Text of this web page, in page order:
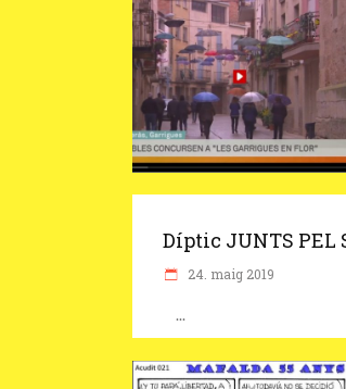
Díptic JUNTS PEL
24. maig 2019